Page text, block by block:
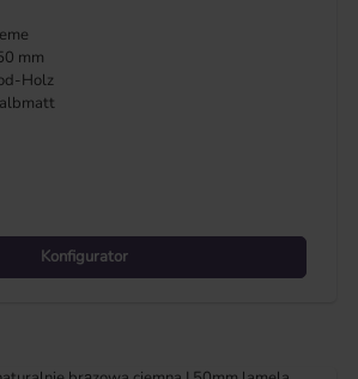
mm
Holz
Konfigurator